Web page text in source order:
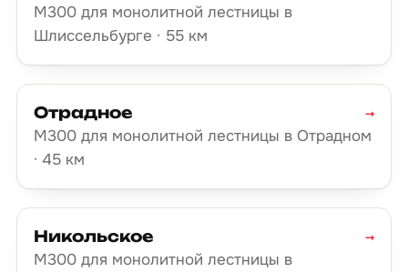
М300 для монолитной лестницы в
Шлиссельбурге · 55 км
Отрадное
М300 для монолитной лестницы в Отрадном
· 45 км
→
Никольское
М300 для монолитной лестницы в
→